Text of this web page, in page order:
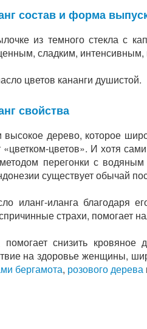
состав и форма
из темного стекла с
сладким,
цветов кананги душистой.
свойства
дерево, которое
цветов». И хотя
перегонки с
существует обычай
иланг-иланга благодаря
страхи, помогает
снизить кровяное
на здоровье женщины,
бергамота, розового дерева